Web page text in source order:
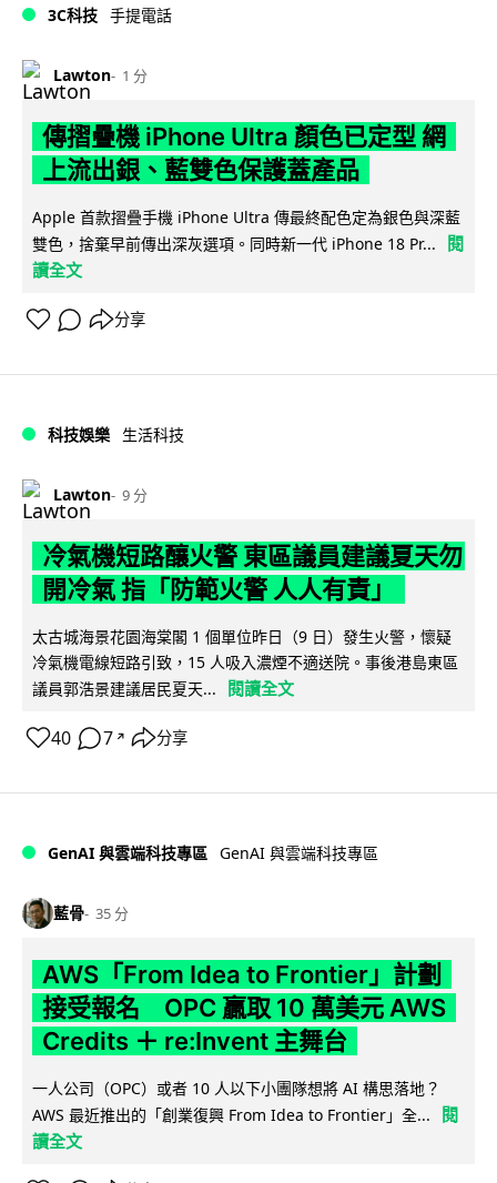
3C科技 手提電話
Lawton 1 分
傳摺疊機 iPhone Ultra 顏色已定型 網
上流出銀、藍雙色保護蓋產品
Apple 首款摺疊手機 iPhone Ultra 傳最終配色定為銀色與深藍
雙色，捨棄早前傳出深灰選項。同時新一代 iPhone 18 Pr...
閱
讀全文
分享
科技娛樂 生活科技
Lawton 9 分
冷氣機短路釀火警 東區議員建議夏天勿
開冷氣 指「防範火警 人人有責」
太古城海景花園海棠閣 1 個單位昨日（9 日）發生火警，懷疑
冷氣機電線短路引致，15 人吸入濃煙不適送院。事後港島東區
議員郭浩景建議居民夏天...
閱讀全文
40 7 ↗ 分享
GenAI 與雲端科技專區 GenAI 與雲端科技專區
藍骨 35 分
AWS「From Idea to Frontier」計劃
接受報名 OPC 贏取 10 萬美元 AWS
Credits ＋ re:Invent 主舞台
一人公司（OPC）或者 10 人以下小團隊想將 AI 構思落地？
AWS 最近推出的「創業復興 From Idea to Frontier」全...
閱
讀全文